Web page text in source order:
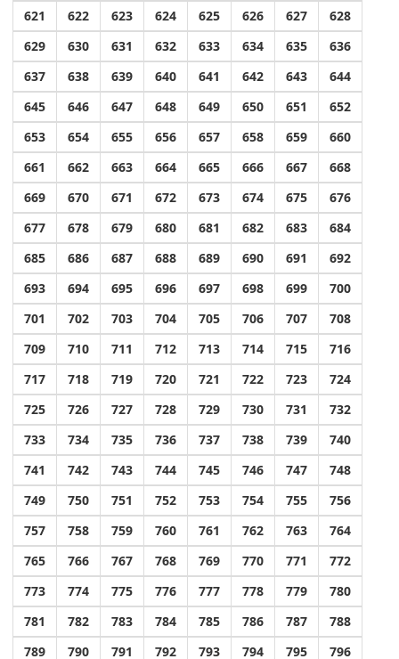
621
622 623 624 625 626 627
628
629
630 631 632 633 634 635
636
637
638 639 640 641 642 643
644
645
646 647 648 649 650 651
652
653
654 655 656 657 658 659
660
661
662 663 664 665 666 667
668
669
670 671 672 673 674 675
676
677
678 679 680 681 682 683
684
685
686 687 688 689 690 691
692
693
694 695 696 697 698 699
700
701
702 703 704 705 706 707
708
709
710 711 712 713 714 715
716
717
718 719 720 721 722 723
724
725
726 727 728 729 730 731
732
733
734 735 736 737 738 739
740
741
742 743 744 745 746 747
748
749
750 751 752 753 754 755
756
757
758 759 760 761 762 763
764
765
766 767 768 769 770 771
772
773
774 775 776 777 778 779
780
781
782 783 784 785 786 787
788
789
790 791 792 793 794 795
796